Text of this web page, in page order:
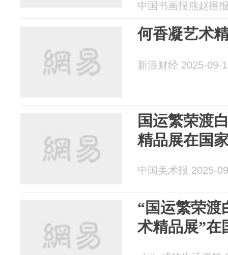
中国书画报燕赵播
何香凝艺术
新浪财经 2025-09-
国运繁荣渡
精品展在国
中国美术报 2025-
“国运繁荣
术精品展”在